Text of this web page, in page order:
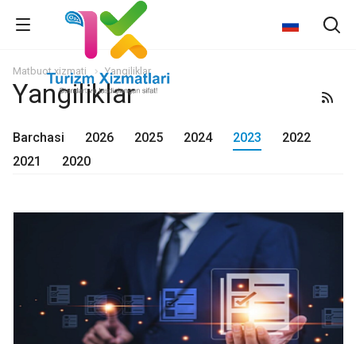
Matbuot xizmati Yangiliklar
Yangiliklar
Barchasi 2026 2025 2024 2023
2022
2021
2020